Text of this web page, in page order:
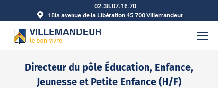
02.38.07.16.70
1Bis avenue de la Libération 45 700 Villemandeur
Directeur du pôle Éducation, Enfance,
Jeunesse et Petite Enfance (H/F)